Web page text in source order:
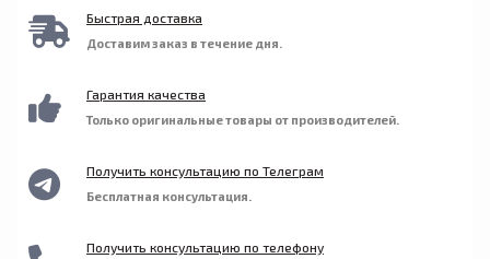
Быстрая доставка
Доставим заказ в течение дня.
Гарантия качества
Только оригинальные товары от производителей.
Получить консультацию по Телеграм
Бесплатная консультация.
Получить консультацию по телефону